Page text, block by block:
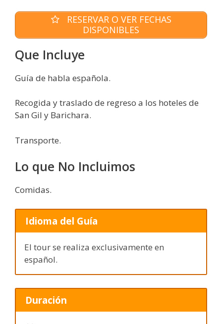
RESERVAR O VER FECHAS
DISPONIBLES
Que Incluye
Guía de habla española.
Recogida y traslado de regreso a los hoteles de
San Gil y Barichara.
Transporte.
Lo que No Incluimos
Comidas.
Idioma del Guía
El tour se realiza exclusivamente en
español.
Duración